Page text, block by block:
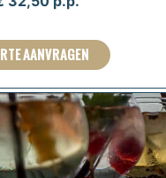
AANVRAGEN